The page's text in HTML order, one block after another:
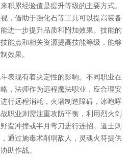
积累经验值是提升等级的主要方式。
，借助于强化石等工具可以提高装备
进一步提升品质和附加效果。技能的
能点和相关资源提高技能等级，能够
效果。
表现有着决定性的影响。不同职业在
，法师作为远程魔法职业，应合理安
行远程消耗，火墙制造障碍，冰咆哮
职业则需注重攻防平衡，利用烈火剑
蛮冲撞或半月弯刀进行连招。道士则
通过施毒术削弱敌人，灵魂火符提供
助作战。